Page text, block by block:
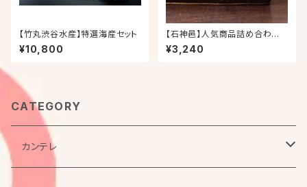
【竹丸渋谷水産】特選海産セット
¥10,800
【石神邑】人気商品詰め合わせ
（梅あぶら・梅にくみそ・うす塩味
梅干）
¥3,240
CATEGORY
カンテレ